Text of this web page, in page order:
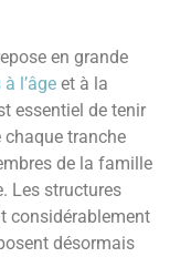
en grande
l’âge et à la
essentiel de tenir
tranche
de la famille
Les structures
considérablement
désormais